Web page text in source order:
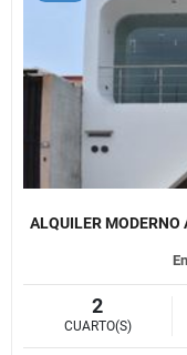
ALQUILER
En
2
CUARTO(S)